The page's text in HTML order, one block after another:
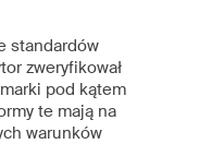
standardów
zweryfikował
pod kątem
te mają na
warunków